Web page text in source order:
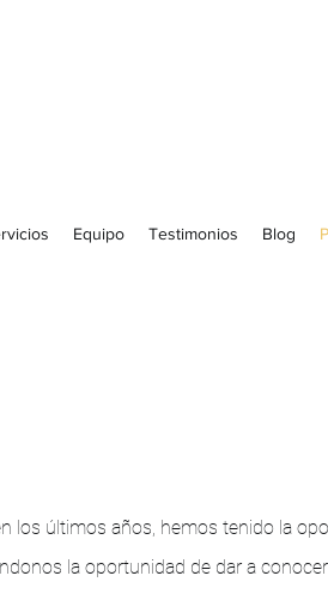
Equipo Testimonios Blog
los últimos años, hemos tenido la
la oportunidad de dar a